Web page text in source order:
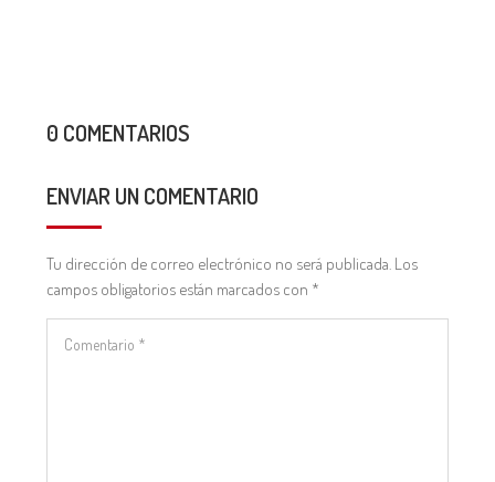
0 COMENTARIOS
ENVIAR UN COMENTARIO
Tu dirección de correo electrónico no será publicada. Los
campos obligatorios están marcados con *